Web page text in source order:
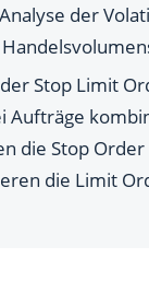
der
Stop Limit
Aufträge
die Stop
die Limit